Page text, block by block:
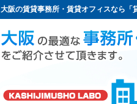
大阪の賃貸事務所・賃貸オフィスなら「